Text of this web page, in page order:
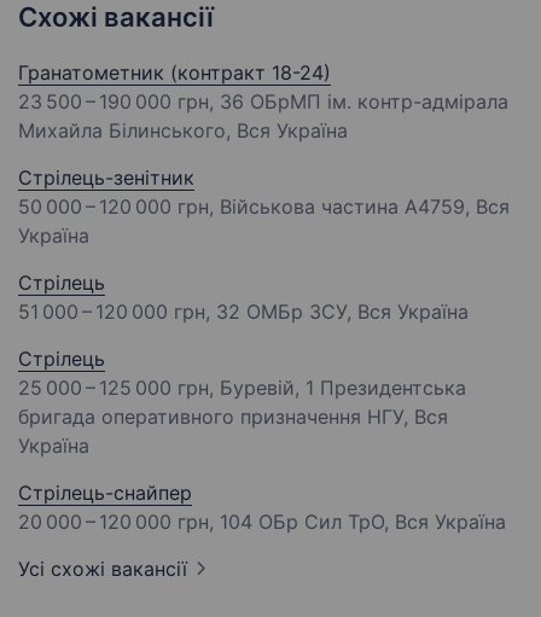
Схожі вакансії
Гранатометник (контракт 18-24)
23 500 – 190 000 грн, 36 ОБрМП ім. контр-адмірала
Михайла Білинського, Вся Україна
Стрілець-зенітник
50 000 – 120 000 грн, Військова частина А4759, Вся
Україна
Стрілець
51 000 – 120 000 грн, 32 ОМБр ЗСУ, Вся Україна
Стрілець
25 000 – 125 000 грн, Буревій, 1 Президентська
бригада оперативного призначення НГУ, Вся
Україна
Стрілець-снайпер
20 000 – 120 000 грн, 104 ОБр Сил ТрО, Вся Україна
Усі схожі вакансії